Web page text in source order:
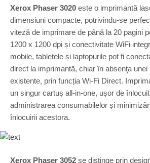
Xerox Phaser 3020 este o imprimantă
dimensiuni compacte, potrivindu-se
viteză de imprimare de până la 20 pagini
1200 x 1200 dpi și conectivitate WiFi
mobile, tabletele și laptopurile pot fi
direct la imprimantă, chiar în absenţa unei
existente, prin funcția Wi-Fi Direct.
un singur cartuș all-in-one, ușor de
administrarea consumabilelor și
înlocuirii acestora.
Xerox Phaser 3052 se distinge prin